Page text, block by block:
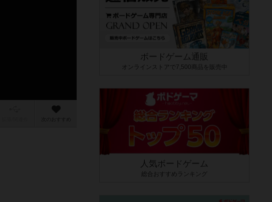
次のおすすめ
ボードゲーム通販
オンラインストアで7,500商品を販売中
人気ボードゲーム
総合おすすめランキング